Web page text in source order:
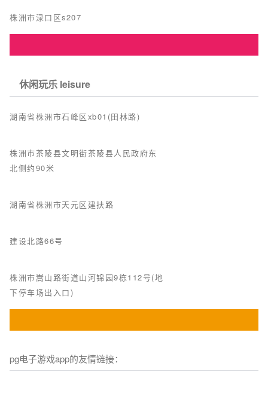
株洲市渌口区s207
休闲玩乐 leisure
湖南省株洲市石峰区xb01(田林路)
株洲市茶陵县文明街茶陵县人民政府东
北侧约90米
湖南省株洲市天元区建扶路
建设北路66号
株洲市嵩山路街道山河锦园9栋112号(地
下停车场出入口)
pg电子游戏app的友情链接：